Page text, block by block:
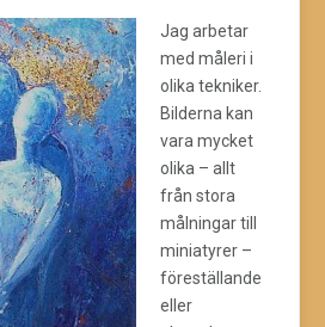
Jag arbetar
med måleri i
olika tekniker.
Bilderna kan
vara mycket
olika – allt
från stora
målningar till
miniatyrer –
föreställande
eller